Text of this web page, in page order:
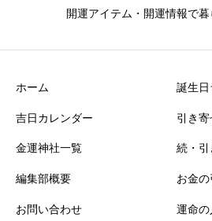
開運アイテム・開運情報で暮
ホーム
吉日カレンダー
金運神社一覧
編集部概要
お問い合わせ
誕生
引き寄
続・引
お金の
運命